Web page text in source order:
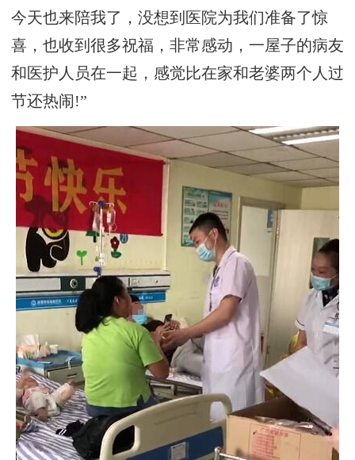
今天也来陪我了，没想到医院为我们准备了惊
喜，也收到很多祝福，非常感动，一屋子的病友
和医护人员在一起，感觉比在家和老婆两个人过
节还热闹!”